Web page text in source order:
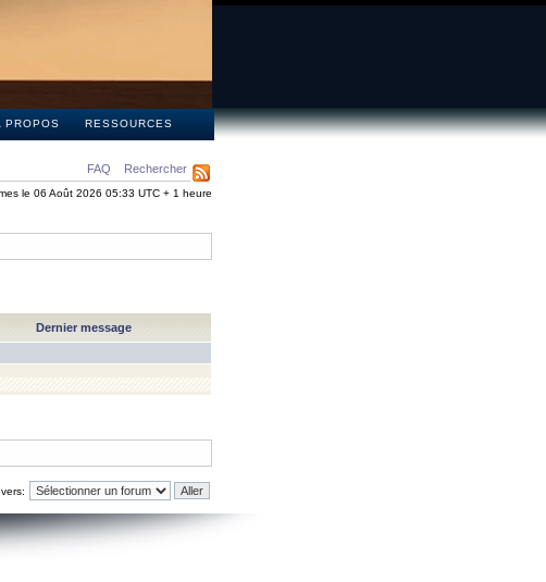
PROPOS RESSOURCES
FAQ Rechercher
le 06 Août 2026 05:33 UTC + 1 heure
Dernier message